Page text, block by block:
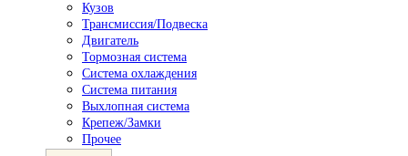
Кузов
Трансмиссия/Подвеска
Двигатель
Тормозная система
Система охлаждения
Система питания
Выхлопная система
Крепеж/Замки
Прочее